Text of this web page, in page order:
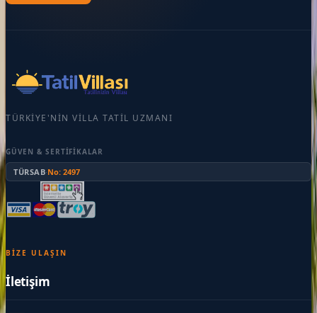
TÜRKIYE'NIN VILLA TATIL UZMANI
GÜVEN & SERTIFIKALAR
TÜRSAB·No: 2497
BIZE ULAŞIN
İletişim